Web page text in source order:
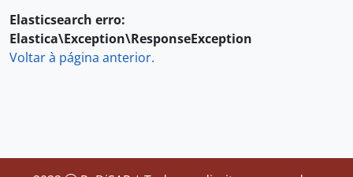
Elasticsearch erro:
Elastica\Exception\ResponseException
Voltar à página anterior.